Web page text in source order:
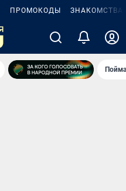
ПРОМОКОДЫ ЗНАКОМСТВА